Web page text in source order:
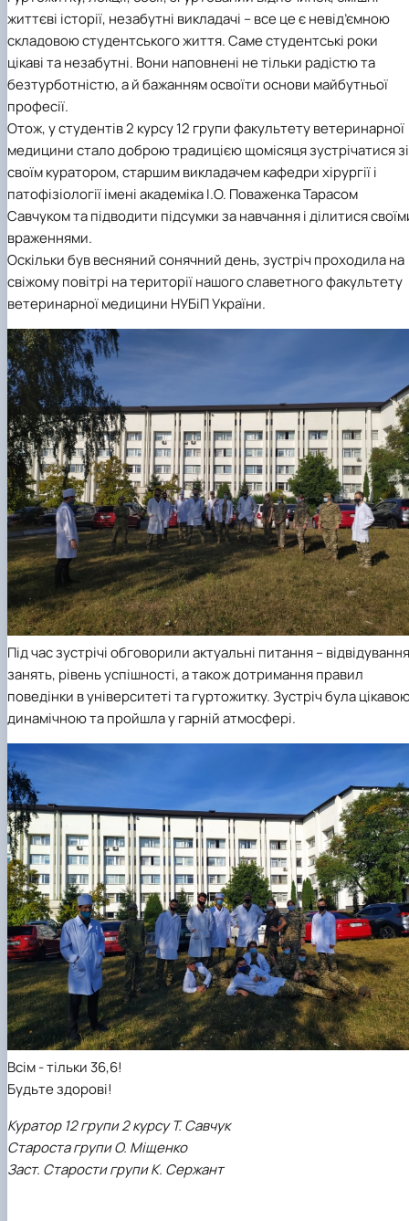
життєві історії, незабутні викладачі – все це є невід’ємною
складовою студентського життя. Саме студентські роки
цікаві та незабутні. Вони наповнені не тільки радістю та
безтурботністю, а й бажанням освоїти основи майбутньої
професії.
Отож, у студентів 2 курсу 12 групи факультету ветеринарної
медицини стало доброю традицією щомісяця зустрічатися зі
своїм куратором, старшим викладачем кафедри хірургії і
патофізіології імені академіка І.О. Поваженка Тарасом
Савчуком та підводити підсумки за навчання і ділитися
враженнями.
Оскільки був весняний сонячний день, зустріч проходила на
свіжому повітрі на території нашого славетного факультету
ветеринарної медицини НУБіП України.
Під час зустрічі обговорили актуальні питання – відвідування
занять, рівень успішності, а також дотримання правил
поведінки в університеті та гуртожитку. Зустріч була
динамічною та пройшла у гарній атмосфері.
Всім - тільки 36,6!
Будьте здорові!
Куратор 12 групи 2 курсу Т. Савчук
Староста групи О. Міщенко
Заст. Старости групи К. Сержант